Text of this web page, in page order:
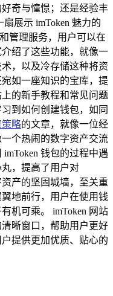
奇与憧憬；还是经验丰
展示 imToken 魅力的
管理服务，用户可以在
绍了这些功能，就像一
，以及冷存储这种将资
如一座知识的宝库，提
的新手教程和常见问题
到如何创建钱包，如同
略的文章，就像一位经
个热闹的数字资产交流
钱包的过程中遇
，提高了用户对
产的坚固城墙，至关重
地前行，用户在使用钱
机可乘。 imToken 网站
晰窗口，帮助用户更好
提供更加优质、贴心的